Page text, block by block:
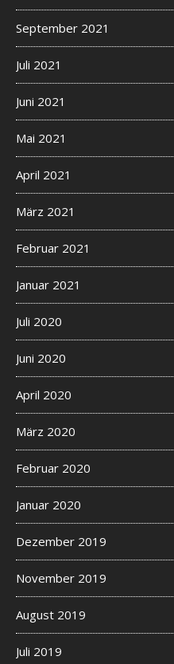
September 2021
Juli 2021
Juni 2021
Mai 2021
April 2021
März 2021
Februar 2021
Januar 2021
Juli 2020
Juni 2020
April 2020
März 2020
Februar 2020
Januar 2020
Dezember 2019
November 2019
August 2019
Juli 2019